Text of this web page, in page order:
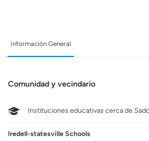
Información General
Comunidad y vecindario
Instituciones educativas cerca de
Iredell-statesville Schools